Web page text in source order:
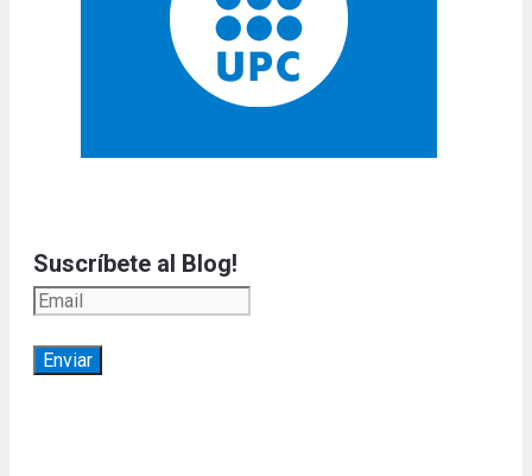
Suscríbete al Blog!